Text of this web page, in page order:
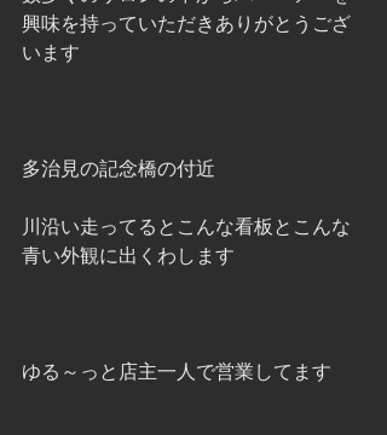
興味を持っていただきありがとうござ
います
多治見の記念橋の付近
川沿い走ってるとこんな看板とこんな
青い外観に出くわします
ゆる～っと店主一人で営業してます